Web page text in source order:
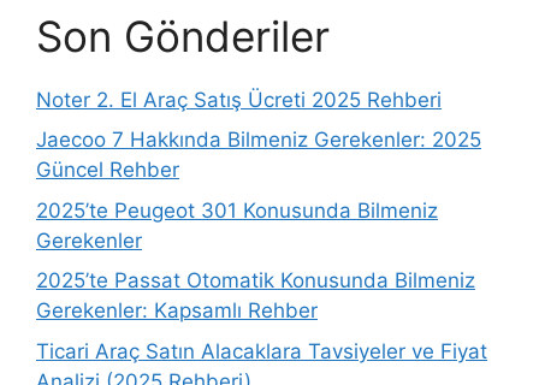
Son Gönderiler
Noter 2. El Araç Satış Ücreti 2025 Rehberi
Jaecoo 7 Hakkında Bilmeniz Gerekenler: 2025
Güncel Rehber
2025’te Peugeot 301 Konusunda Bilmeniz
Gerekenler
2025’te Passat Otomatik Konusunda Bilmeniz
Gerekenler: Kapsamlı Rehber
Ticari Araç Satın Alacaklara Tavsiyeler ve Fiyat